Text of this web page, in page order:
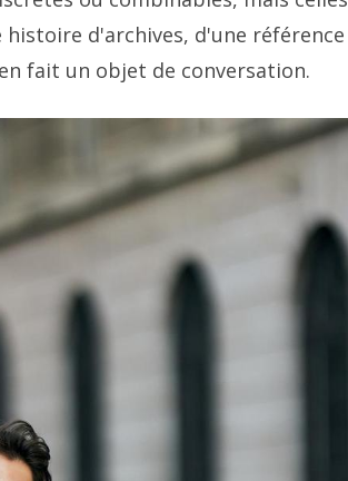
d'archives, d'une référence
fait un objet de conversation.